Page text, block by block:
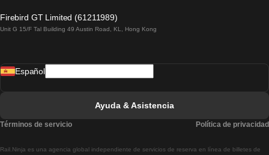
Tren De Lisboa A Madrid
Firebird GT Limited (61211989)
Unit G 15/F Tal Building 49 Austin Road, KL, Hong Kong
Rail.Ninja es una agencia global independiente de servicios de reserva en línea de billetes de
Español
Ayuda & Asistencia
Términos de servicio Política de privacidad